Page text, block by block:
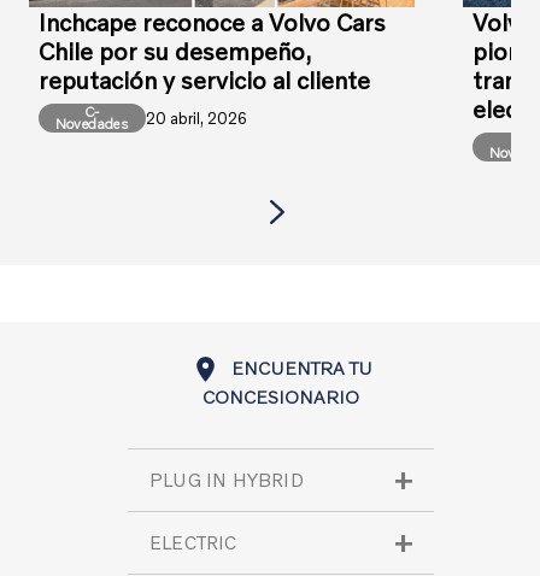
Inchcape reconoce a Volvo Cars
Chile por su desempeño,
reputación y servicio al cliente
C-
Novedades 20 abril, 2026
ENCUENTRA TU
CONCESIONARIO
PLUG IN HYBRID
XC60 Plug-In Hybrid
ELECTRIC